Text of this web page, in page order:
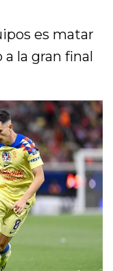
es matar
la gran final